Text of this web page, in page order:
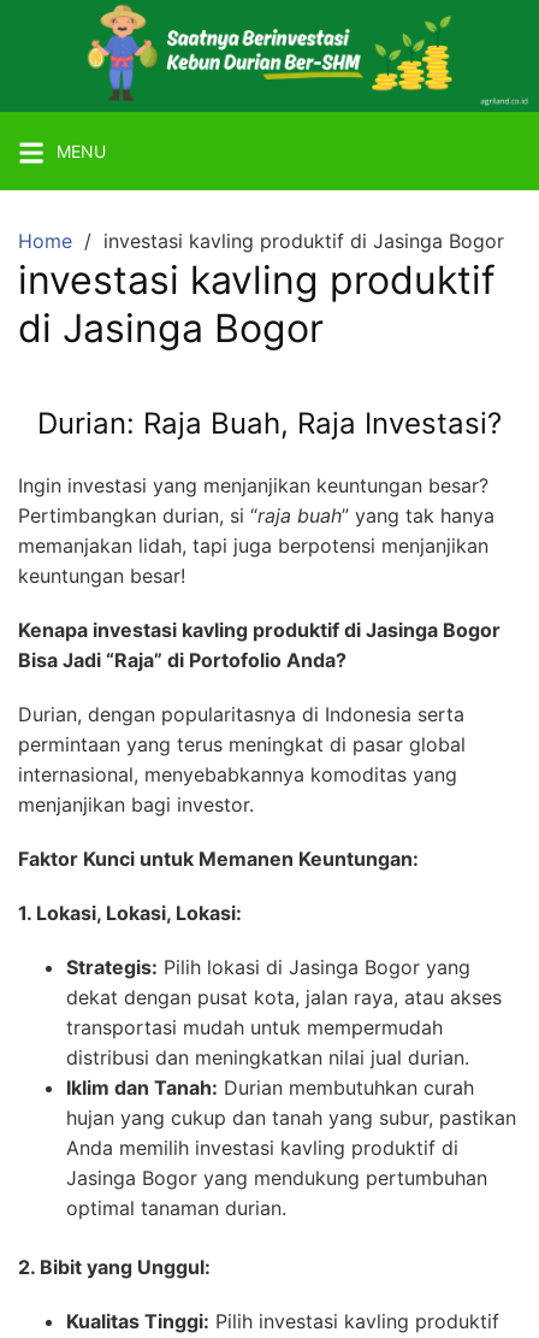
Agriland
Lahan
Kebun
Ber-
SHM
dengan
Tanaman
Alpukat
MENU
Home investasi kavling produktif di Jasinga Bogor
investasi kavling produktif
di Jasinga Bogor
Durian: Raja Buah, Raja Investasi?
Ingin investasi yang menjanjikan keuntungan besar?
Pertimbangkan durian, si “raja buah” yang tak hanya
memanjakan lidah, tapi juga berpotensi menjanjikan
keuntungan besar!
Kenapa investasi kavling produktif di Jasinga Bogor
Bisa Jadi “Raja” di Portofolio Anda?
Durian, dengan popularitasnya di Indonesia serta
permintaan yang terus meningkat di pasar global
internasional, menyebabkannya komoditas yang
menjanjikan bagi investor.
Faktor Kunci untuk Memanen Keuntungan:
1. Lokasi, Lokasi, Lokasi:
Strategis: Pilih lokasi di Jasinga Bogor yang
dekat dengan pusat kota, jalan raya, atau akses
transportasi mudah untuk mempermudah
distribusi dan meningkatkan nilai jual durian.
Iklim dan Tanah: Durian membutuhkan curah
hujan yang cukup dan tanah yang subur, pastikan
Anda memilih investasi kavling produktif di
Jasinga Bogor yang mendukung pertumbuhan
optimal tanaman durian.
2. Bibit yang Unggul:
Kualitas Tinggi: Pilih investasi kavling produktif